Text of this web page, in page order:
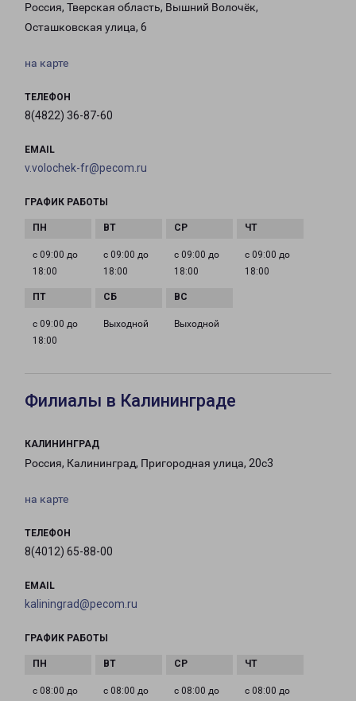
Россия, Тверская область, Вышний Волочёк,
Осташковская улица, 6
на карте
ТЕЛЕФОН
8(4822) 36-87-60
EMAIL
v.volochek-fr@pecom.ru
ГРАФИК РАБОТЫ
с 09:00 до
18:00
с 09:00 до
18:00
с 09:00 до
18:00
с 09:00 до
18:00
с 09:00 до
18:00
Выходной Выходной
Филиалы в Калининграде
КАЛИНИНГРАД
Россия, Калининград, Пригородная улица, 20с3
на карте
ТЕЛЕФОН
8(4012) 65-88-00
EMAIL
kaliningrad@pecom.ru
ГРАФИК РАБОТЫ
с 08:00 до с 08:00 до с 08:00 до с 08:00 до